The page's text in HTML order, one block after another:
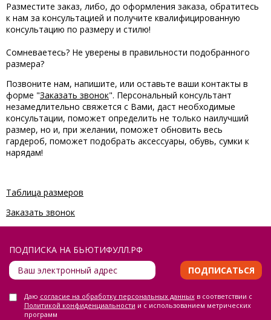
Разместите заказ, либо, до оформления заказа, обратитесь
к нам за консультацией и получите квалифицированную
консультацию по размеру и стилю!
Сомневаетесь? Не уверены в правильности подобранного
размера?
Позвоните нам, напишите, или оставьте ваши контакты в
форме "Заказать звонок". Персональный консультант
незамедлительно свяжется с Вами, даст необходимые
консультации, поможет определить не только наилучший
размер, но и, при желании, поможет обновить весь
гардероб, поможет подобрать аксессуары, обувь, сумки к
нарядам!
Таблица размеров
Заказать звонок
ПОДПИСКА НА БЬЮТИФУЛЛ.РФ
ПОДПИСАТЬСЯ
Даю согласие на обработку персональных данныхв соответствии с
Политикой конфиденциальности и с использованием метрических
программ